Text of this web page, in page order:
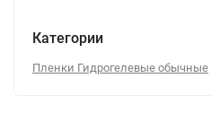
Категории
Пленки Гидрогелевые обычные